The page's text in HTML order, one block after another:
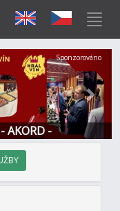
AKORD -
Další
Sponzorováno